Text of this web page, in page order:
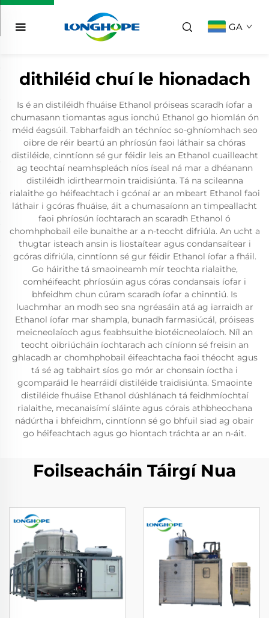
GA
dithiléid chuí le hionadach
Is é an distiléidh fhuáise Ethanol próiseas scaradh íofar a
chumasann tiomantas agus ionchú Ethanol go hiomlán ón
méid éagsúil. Tabharfaidh an téchníoc so-ghníomhach seo
oibre de réir beartú an phríosún faoi láthair sa chóras
distiléide, cinntíonn sé gur féidir leis an Ethanol cuailleacht
ag teochtaí neamhspleách níos íseal ná mar a dhéanann
distiléidh idirthearmoin traidisiúnta. Tá na scileanna
rialaithe go héifeachtach i gcónaí ar an mbeart Ethanol faoi
láthair i gcóras fhuáise, áit a chumasaíonn an timpeallacht
faoi phríosún íochtarach an scaradh Ethanol ó
chomhphobail eile bunaithe ar a n-teocht difriúla. An ucht a
thugtar isteach ansin is liostaítear agus condansaítear i
gcóras difriúla, cinntíonn sé gur féidir Ethanol íofar a fháil.
Go háirithe tá smaoineamh mír teochta rialaithe,
comhéifeacht phríosúin agus córas condansais íofar i
bhfeidhm chun cúram scaradh íofar a chinntiú. Is
luachmhar an modh seo sna ngréasáin atá ag iarraidh ar
Ethanol íofar mar shampla, bunadh farmasiúcál, próiseas
meicneolaíoch agus feabhsuithe biotéicneolaíoch. Níl an
teocht oibriúcháin íochtarach ach cíníonn sé freisin an
ghlacadh ar chomhphobail éifeachtacha faoi théocht agus
tá sé ag tabhairt síos go mór ar chonsain íoctha i
gcomparáid le hearráidí distiléide traidisiúnta. Smaointe
distiléide fhuáise Ethanol dúshlánach tá feidhmíochtaí
rialaithe, mecanaisímí sláinte agus córais athbheochana
nádúrtha i bhfeidhm, cinntíonn sé go bhfuil siad ag obair
go héifeachtach agus go hiontach tráchta ar an n-áit.
Foilseacháin Táirgí Nua